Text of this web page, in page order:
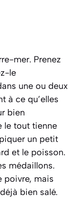
mer. Prenez
le
une ou deux
à ce qu’elles
bien
le tout tienne
un petit
et le poisson.
médaillons.
poivre, mais
bien salé.